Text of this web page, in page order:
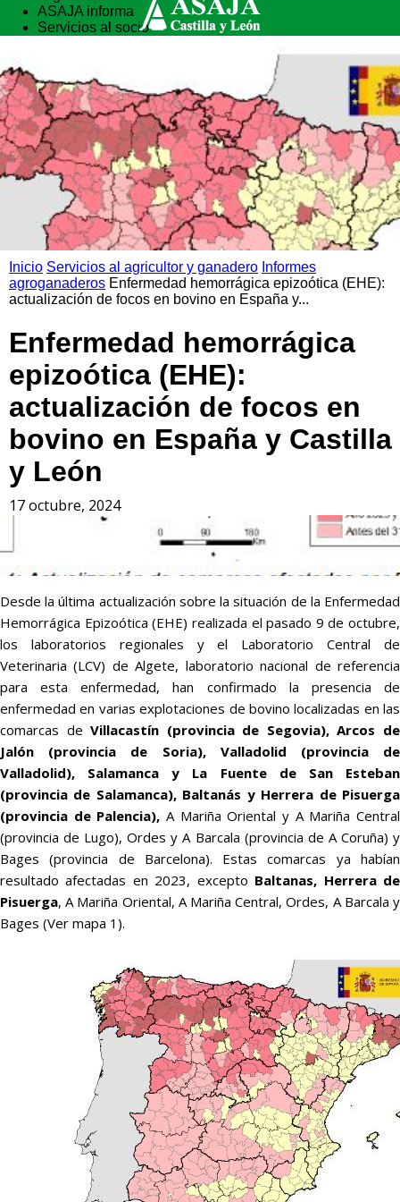
ASAJA informa
Servicios al socio
Inicio Servicios al agricultor y ganadero Informes
agroganaderos Enfermedad hemorrágica epizoótica (EHE):
actualización de focos en bovino en España y...
Enfermedad hemorrágica
epizoótica (EHE):
actualización de focos en
bovino en España y Castilla
y León
17 octubre, 2024
Desde la última actualización sobre la situación de la Enfermedad
Hemorrágica Epizoótica (EHE) realizada el pasado 9 de octubre,
los laboratorios regionales y el Laboratorio Central de
Veterinaria (LCV) de Algete, laboratorio nacional de referencia
para esta enfermedad, han confirmado la presencia de
enfermedad en varias explotaciones de bovino localizadas en las
comarcas deVillacastín (provincia de Segovia), Arcos de
Jalón (provincia de Soria), Valladolid (provincia de
Valladolid), Salamanca y La Fuente de San Esteban
(provincia de Salamanca), Baltanás y Herrera de Pisuerga
(provincia de Palencia), A Mariña Oriental y A Mariña Central
(provincia de Lugo), Ordes y A Barcala (provincia de A Coruña) y
Bages (provincia de Barcelona). Estas comarcas ya habían
resultado afectadas en 2023, excepto Baltanas, Herrera de
Pisuerga, A Mariña Oriental, A Mariña Central, Ordes, A Barcala y
Bages (Ver mapa 1).